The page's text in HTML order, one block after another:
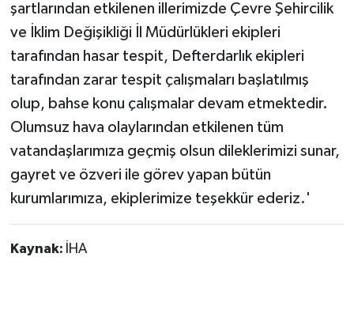
şartlarından etkilenen illerimizde Çevre Şehircilik
ve İklim Değişikliği İl Müdürlükleri ekipleri
tarafından hasar tespit, Defterdarlık ekipleri
tarafından zarar tespit çalışmaları başlatılmış
olup, bahse konu çalışmalar devam etmektedir.
Olumsuz hava olaylarından etkilenen tüm
vatandaşlarımıza geçmiş olsun dileklerimizi sunar,
gayret ve özveri ile görev yapan bütün
kurumlarımıza, ekiplerimize teşekkür ederiz.'
Kaynak: İHA